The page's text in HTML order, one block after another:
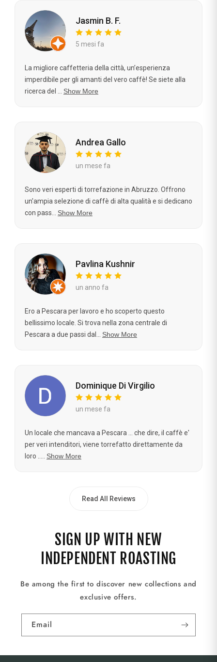
Jasmin B. F.
5 mesi fa
La migliore caffetteria della città, un’esperienza
imperdibile per gli amanti del vero caffè! Se siete alla
ricerca del ...
Show More
Andrea Gallo
un mese fa
Sono veri esperti di torrefazione in Abruzzo. Offrono
un'ampia selezione di caffè di alta qualità e si dedicano
con pass...
Show More
Pavlina Kushnir
un anno fa
Ero a Pescara per lavoro e ho scoperto questo
bellissimo locale. Si trova nella zona centrale di
Pescara a due passi dal...
Show More
Dominique Di Virgilio
un mese fa
Un locale che mancava a Pescara ... che dire, il caffè e'
per veri intenditori, viene torrefatto direttamente da
loro .....
Show More
Read All Reviews
SIGN UP WITH NEW
INDEPENDENT ROASTING
Be among the first to discover new collections and
exclusive offers.
Email